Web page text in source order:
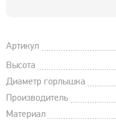
Артикул
Высота
Диаметр горлышка
Производитель
Материал